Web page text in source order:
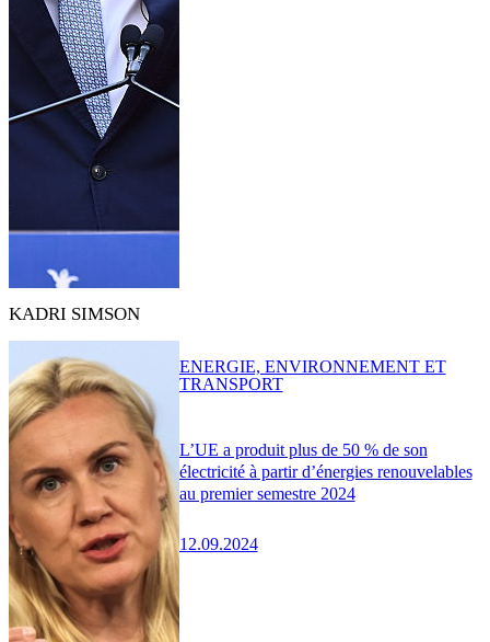
KADRI SIMSON
L’UE a produit plus de 50 % de son
électricité à partir d’énergies renouvelables
au premier semestre 2024
12.09.2024
ENERGIE, ENVIRONNEMENT ET
TRANSPORT